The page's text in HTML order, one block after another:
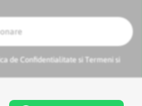
de Confidentialitate si
Termeni si